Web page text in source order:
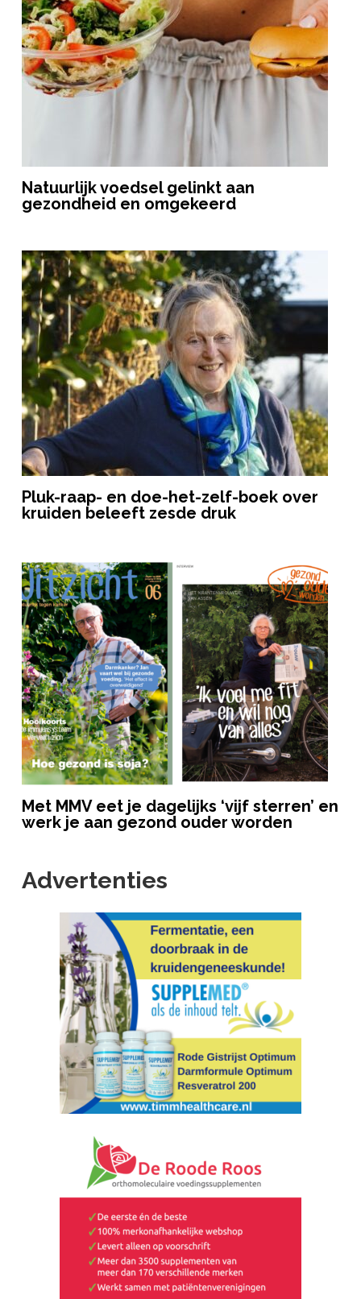
Natuurlijk voedsel gelinkt aan
gezondheid en omgekeerd
Pluk-raap- en doe-het-zelf-boek over
kruiden beleeft zesde druk
Met MMV eet je dagelijks ‘vijf sterren’ en
werk je aan gezond ouder worden
Advertenties